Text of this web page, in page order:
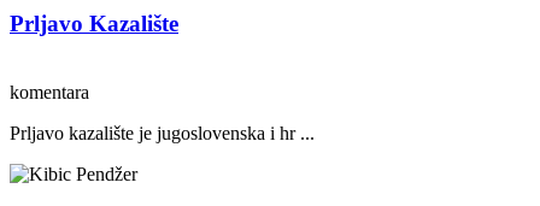
Prljavo Kazalište
komentara
Prljavo kazalište je jugoslovenska i hr ...